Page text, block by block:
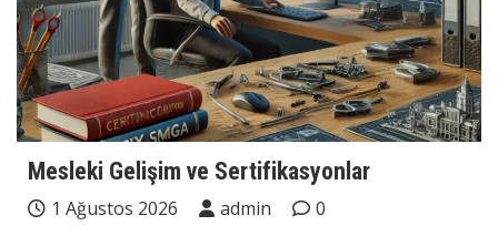
Mesleki Gelişim ve Sertifikasyonlar
1 Ağustos 2026 admin
0